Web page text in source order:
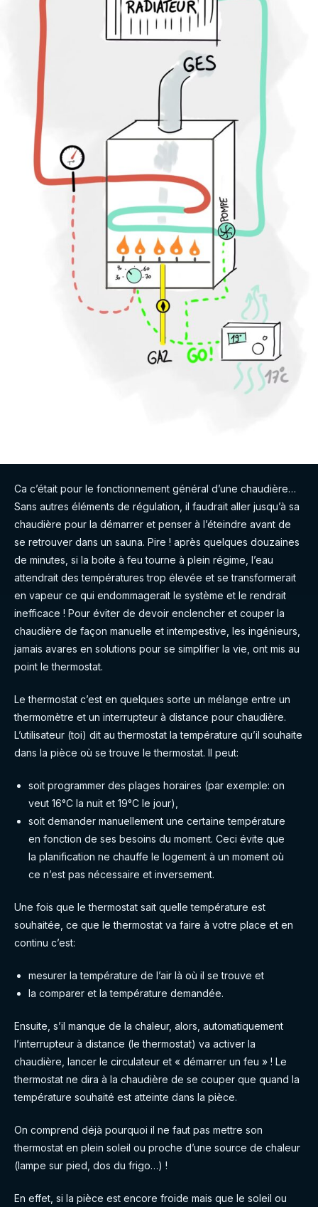
Ca c’était pour le fonctionnement général d’une chaudière…
Sans autres éléments de régulation, il faudrait aller jusqu’à sa
chaudière pour la démarrer et penser à l’éteindre avant de
se retrouver dans un sauna. Pire ! après quelques douzaines
de minutes, si la boite à feu tourne à plein régime, l’eau
attendrait des températures trop élevée et se transformerait
en vapeur ce qui endommagerait le système et le rendrait
inefficace ! Pour éviter de devoir enclencher et couper la
chaudière de façon manuelle et intempestive, les ingénieurs,
jamais avares en solutions pour se simplifier la vie, ont mis au
point le thermostat.
Le thermostat c’est en quelques sorte un mélange entre un
thermomètre et un interrupteur à distance pour chaudière.
L’utilisateur (toi) dit au thermostat la température qu’il souhaite
dans la pièce où se trouve le thermostat. Il peut:
soit programmer des plages horaires (par exemple: on
veut 16°C la nuit et 19°C le jour),
soit demander manuellement une certaine température
en fonction de ses besoins du moment. Ceci évite que
la planification ne chauffe le logement à un moment où
ce n’est pas nécessaire et inversement.
Une fois que le thermostat sait quelle température est
souhaitée, ce que le thermostat va faire à votre place et en
continu c’est:
mesurer la température de l’air là où il se trouve et
la comparer et la température demandée.
Ensuite, s’il manque de la chaleur, alors, automatiquement
l’interrupteur à distance (le thermostat) va activer la
chaudière, lancer le circulateur et « démarrer un feu » ! Le
thermostat ne dira à la chaudière de se couper que quand la
température souhaité est atteinte dans la pièce.
On comprend déjà pourquoi il ne faut pas mettre son
thermostat en plein soleil ou proche d’une source de chaleur
(lampe sur pied, dos du frigo…) !
En effet, si la pièce est encore froide mais que le soleil ou